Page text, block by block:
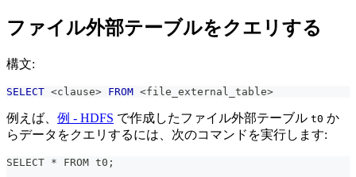
ファイル外部テーブルをクエリする
構文:
SELECT <clause> FROM <file_external_table>
例えば、 例 - HDFS で作成したファイル外部テーブル t0 か
らデータをクエリするには、次のコマンドを実行します:
SELECT * FROM t0;